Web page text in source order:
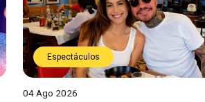
Espectáculos
04 Ago 2026